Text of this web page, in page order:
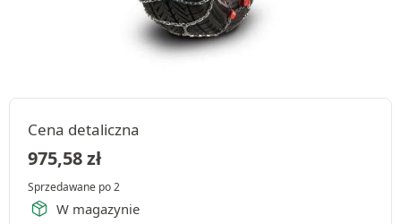
Cena detaliczna
975,58zł
Sprzedawane po 2
W magazynie